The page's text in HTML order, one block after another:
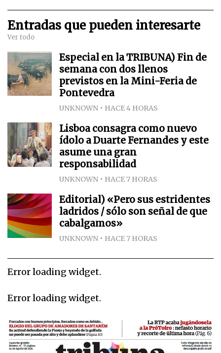
Entradas que pueden interesarte
Ver todo
Especial en la TRIBUNA) Fin de
semana con dos llenos
previstos en la Mini-Feria de
Pontevedra
UNKNOWN HACE 4 HORAS
Lisboa consagra como nuevo
ídolo a Duarte Fernandes y este
asume una gran
responsabilidad
UNKNOWN HACE 7 HORAS
Editorial) «Pero sus estridentes
ladridos / sólo son señal de que
cabalgamos»
UNKNOWN HACE 7 HORAS
Error loading widget.
Error loading widget.